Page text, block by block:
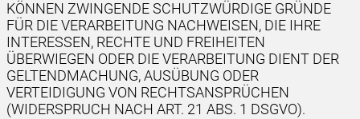
KÖNNEN ZWINGENDE SCHUTZWÜRDIGE GRÜNDE
FÜR DIE VERARBEITUNG NACHWEISEN, DIE IHRE
INTERESSEN, RECHTE UND FREIHEITEN
ÜBERWIEGEN ODER DIE VERARBEITUNG DIENT DER
GELTENDMACHUNG, AUSÜBUNG ODER
VERTEIDIGUNG VON RECHTSANSPRÜCHEN
(WIDERSPRUCH NACH ART. 21 ABS. 1 DSGVO).